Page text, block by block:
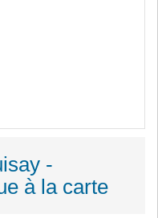
-
à la carte